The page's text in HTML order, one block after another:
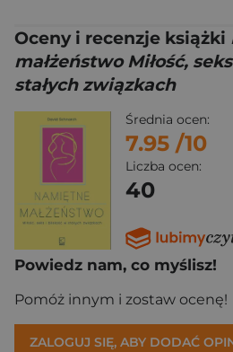
Oceny i recenzje książki
małżeństwo Miłość,
stałych związkach
Średnia ocen:
7.95 /10
Liczba ocen:
40
Powiedz nam, co myślisz!
Pomóż innym i zostaw ocenę!
ZALOGUJ SIĘ, ABY DODAĆ